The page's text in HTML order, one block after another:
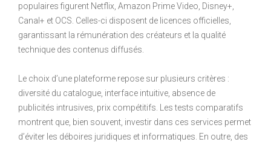
populaires figurent Netflix, Amazon Prime Video, Disney+,
Canal+ et OCS. Celles-ci disposent de licences officielles,
garantissant la rémunération des créateurs et la qualité
technique des contenus diffusés.
Le choix d’une plateforme repose sur plusieurs critères :
diversité du catalogue, interface intuitive, absence de
publicités intrusives, prix compétitifs. Les tests comparatifs
montrent que, bien souvent, investir dans ces services permet
d’éviter les déboires juridiques et informatiques. En outre, des